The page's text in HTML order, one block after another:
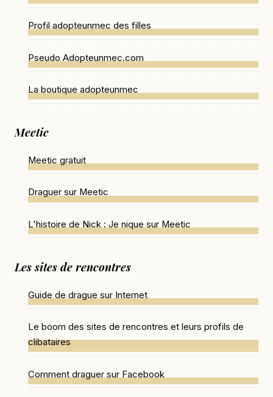
Profil adopteunmec des filles
Pseudo Adopteunmec.com
La boutique adopteunmec
Meetic
Meetic gratuit
Draguer sur Meetic
L'histoire de Nick : Je nique sur Meetic
Les sites de rencontres
Guide de drague sur Internet
Le boom des sites de rencontres et leurs profils de
clibataires
Comment draguer sur Facebook